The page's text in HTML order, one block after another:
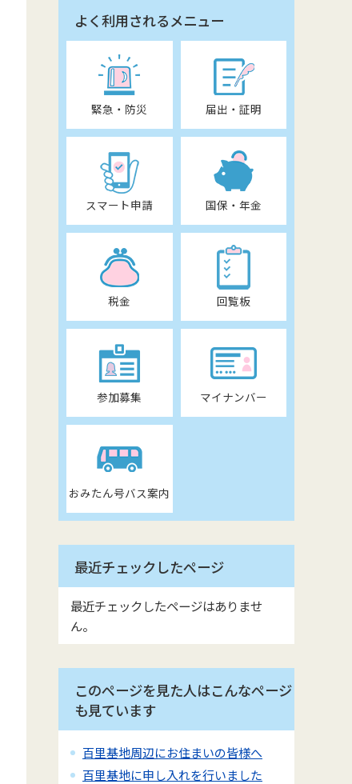
よく利用されるメニュー
緊急・防災 届出・証明
スマート申請 国保・年金
税金 回覧板
参加募集 マイナンバー
おみたん号バス案内
最近チェックしたページ
最近チェックしたページはありませ
ん。
このページを見た人はこんなページ
も見ています
百里基地周辺にお住まいの皆様へ
百里基地に申し入れを行いました